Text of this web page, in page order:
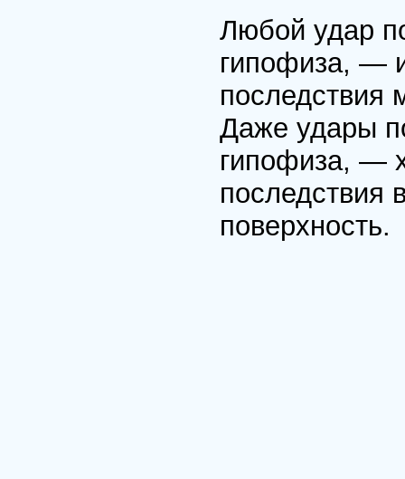
Любой удар
гипофиза, —
последствия
Даже удары
гипофиза, —
последствия
поверхность.